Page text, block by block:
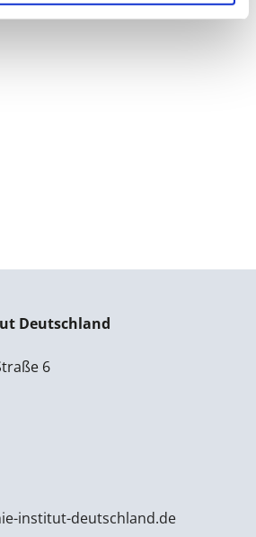
Deutschland
6
institut-deutschland.de